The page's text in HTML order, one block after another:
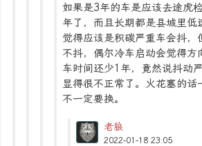
如果是3年的车是应该去途虎
年了，而且长期都是县城里低
觉得应该是积碳严重车会抖，
不抖，偶尔冷车启动会觉得方
车时间还少1年，竟然说抖动
显得很不正常了。火花塞的话
不一定要换。
老狼
2022-01-18 23:05